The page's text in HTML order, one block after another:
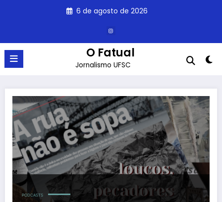
6 de agosto de 2026
O Fatual
Jornalismo UFSC
À margem da ilha: loucos, pecadores e criminosos?
PODCASTS